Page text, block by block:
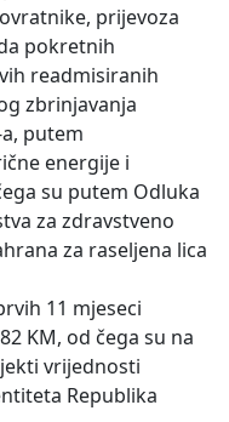
prijevoza
pokretnih
readmisiranih
zbrinjavanja
putem
energije i
su putem Odluka
za zdravstveno
za raseljena lica
11 mjeseci
KM, od čega su na
vrijednosti
Republika